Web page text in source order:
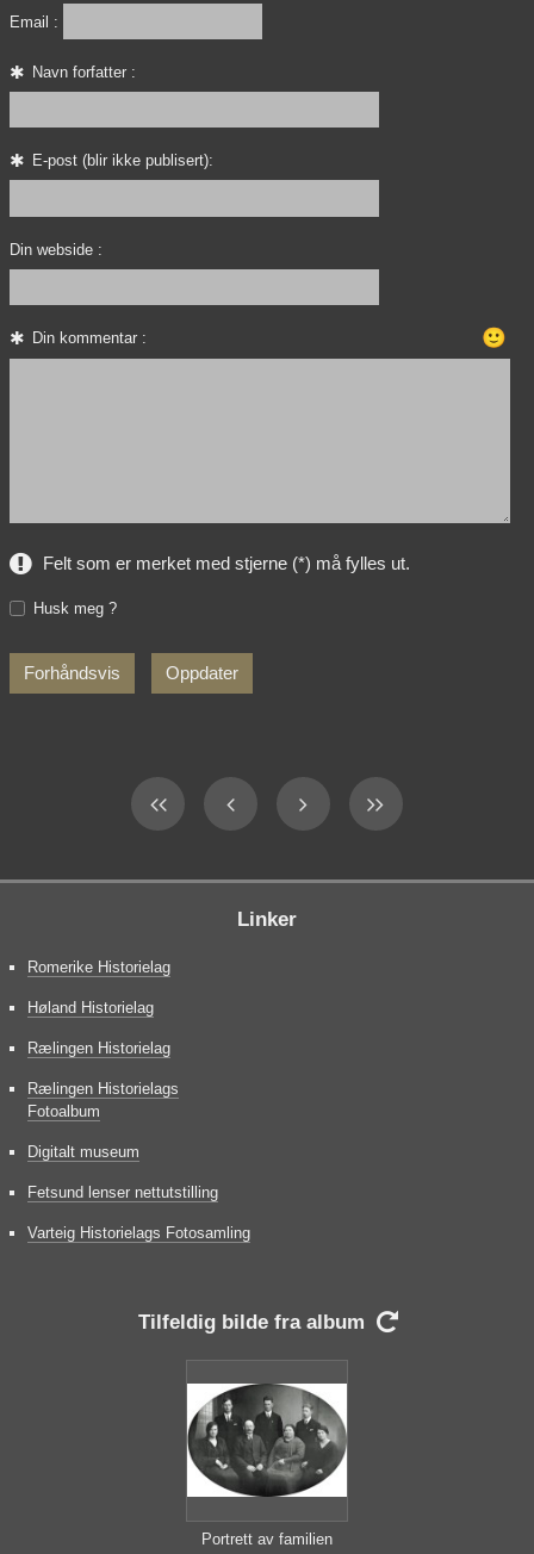
Email :
Navn forfatter :
E-post (blir ikke publisert):
Din webside :
Din kommentar : 🙂
Felt som er merket med stjerne (*) må fylles ut.
Husk meg ?
Linker
Romerike Historielag
Høland Historielag
Rælingen Historielag
Rælingen Historielags
Fotoalbum
Digitalt museum
Fetsund lenser nettutstilling
Varteig Historielags Fotosamling
Tilfeldig bilde fra album 
Portrett av familien